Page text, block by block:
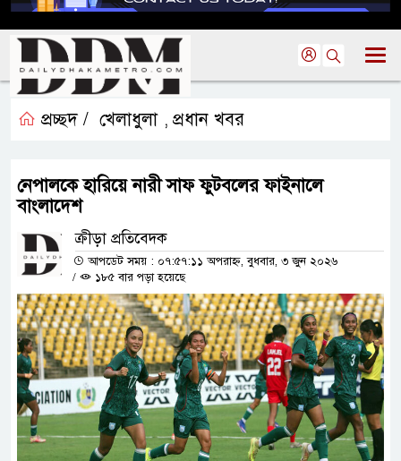
প্রচ্ছদ / খেলাধুলা , প্রধান খবর
নেপালকে হারিয়ে নারী সাফ ফুটবলের ফাইনালে
বাংলাদেশ
ক্রীড়া প্রতিবেদক
আপডেট সময় : ০৭:৫৭:১১ অপরাহ্ন, বুধবার, ৩ জুন ২০২৬
/
১৮৫ বার পড়া হয়েছে